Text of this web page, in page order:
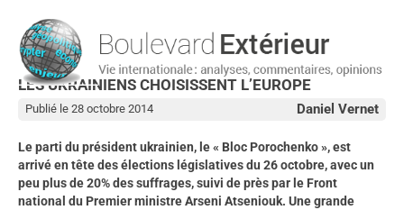
LES UKRAINIENS CHOISISSENT L’EUROPE
Daniel Vernet
Publié le 28 octobre 2014
Le parti du président ukrainien, le « Bloc Porochenko », est
arrivé en tête des élections législatives du 26 octobre, avec un
peu plus de 20% des suffrages, suivi de près par le Front
national du Premier ministre Arseni Atseniouk. Une grande